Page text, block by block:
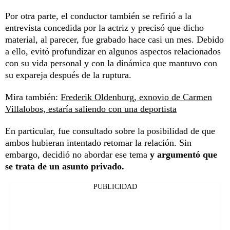
Por otra parte, el conductor también se refirió a la
entrevista concedida por la actriz y precisó que dicho
material, al parecer, fue grabado hace casi un mes. Debido
a ello, evitó profundizar en algunos aspectos relacionados
con su vida personal y con la dinámica que mantuvo con
su expareja después de la ruptura.
Mira también: Frederik Oldenburg, exnovio de Carmen
Villalobos, estaría saliendo con una deportista
En particular, fue consultado sobre la posibilidad de que
ambos hubieran intentado retomar la relación. Sin
embargo, decidió no abordar ese tema y argumentó que
se trata de un asunto privado.
PUBLICIDAD